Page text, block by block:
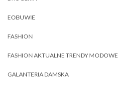
EOBUWIE
FASHION
FASHION AKTUALNE TRENDY MODOWE
GALANTERIA DAMSKA